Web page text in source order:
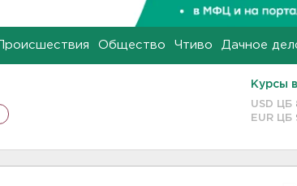
Происшествия Общество Чтиво Дачное
Курсы
USD ЦБ
EUR ЦБ